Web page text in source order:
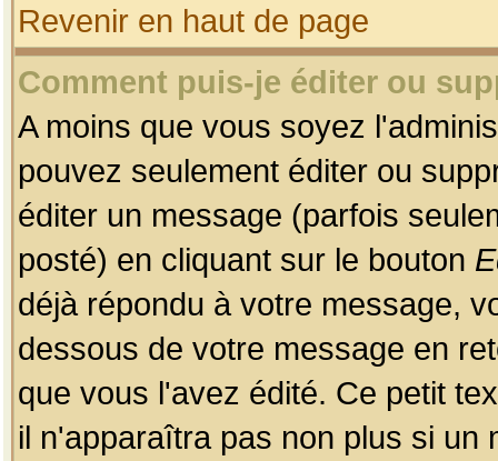
Revenir en haut de page
Comment puis-je éditer ou
A moins que vous soyez
pouvez seulement éditer ou
éditer un message (parfois
posté) en cliquant sur le bouton
déjà répondu à votre message,
dessous de votre message en
que vous l'avez édité. Ce petit
il n'apparaîtra pas non plus si un